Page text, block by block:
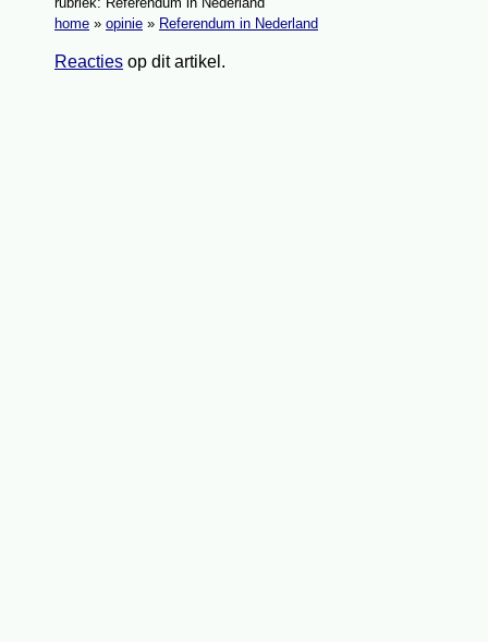
home » opinie » Referendum in Nederland
Reacties op dit artikel.